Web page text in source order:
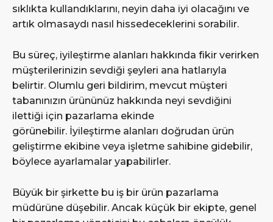
sıklıkta kullandıklarını, neyin daha iyi olacağını ve
artık olmasaydı nasıl hissedeceklerini sorabilir.
Bu süreç, iyileştirme alanları hakkında fikir verirken
müşterilerinizin sevdiği şeyleri ana hatlarıyla
belirtir. Olumlu geri bildirim, mevcut müşteri
tabanınızın ürününüz hakkında neyi sevdiğini
ilettiği için pazarlama ekinde
görünebilir. İyileştirme alanları doğrudan ürün
geliştirme ekibine veya işletme sahibine gidebilir,
böylece ayarlamalar yapabilirler.
Büyük bir şirkette bu iş bir ürün pazarlama
müdürüne düşebilir. Ancak küçük bir ekipte, genel